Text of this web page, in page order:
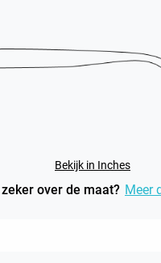
Bekijk in Inches
over de maat? Meer